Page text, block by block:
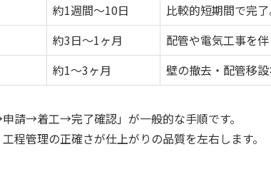
約1週間〜10日
比較的短期間で完
約3日〜1ヶ月
配管や電気工事を
約1〜3ヶ月 壁の撤去・配管移
請→着工→完了確認」が一般的な手順です。
程管理の正確さが仕上がりの品質を左右します。